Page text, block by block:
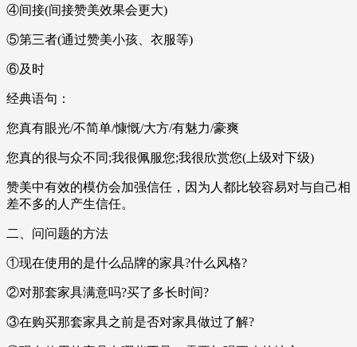
④间接(间接赞美效果会更大)
⑤第三者(通过赞美小孩、衣服等)
⑥及时
经典语句：
您真有眼光/不简单/慷慨/大方/有魅力/豪爽
您真的很与众不同;我很佩服您;我很欣赏您(上级对下级)
赞美中有效的模仿会加强信任，因为人都比较容易对与自己相
差不多的人产生信任。
二、问问题的方法
①现在使用的是什么品牌的家具?什么风格?
②对那套家具满意吗?买了多长时间?
③在购买那套家具之前是否对家具做过了解?